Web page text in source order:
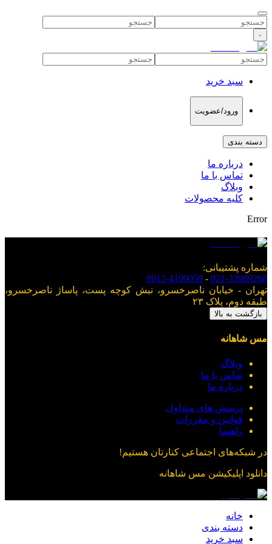
۰
سبد خرید
ورود/عضویت
دسته بندی
درباره ما
تماس با ما
وبلاگ
کلیه محصولات
Error
شماره پشتیبانی:
021-33989268
-
0912-4199059
تهران - خیابان ناصرخسرو، نبش کوچه پست، پاساژ ناصرخسرو،
طبقه دوم، پلاک ۲۳
بازگشت به بالا
مس شاهانه
وبلاگ
تماس با ما
درباره ما
پرسش های متداول
قوانین و مقررات
راهنما
در شبکه‌های اجتماعی کنارتان هستیم!
دانلود اپلیکیشن مس شاهانه
خانه
دسته بندی
سبد خرید